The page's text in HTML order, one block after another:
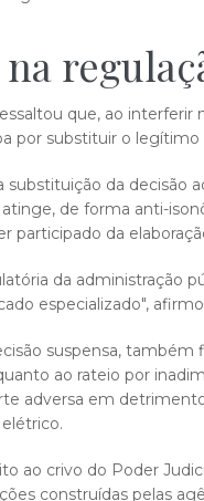
que, ao interferir
por substituir o
substituição da decisão
de forma anti-
participado da
da administração
especializado",
suspensa,
ao rateio por
adversa em
ao crivo do Poder
construídas pelas